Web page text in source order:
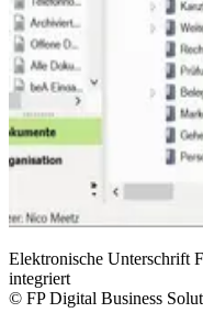
Elektronische Unterschrift
integriert
© FP Digital Business